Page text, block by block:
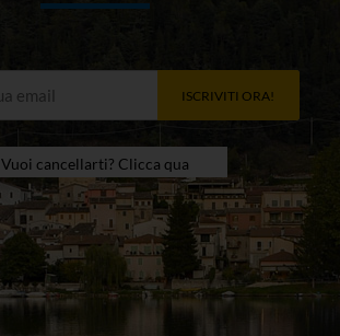
ISCRIVITI ORA!
Vuoi cancellarti? Clicca qua